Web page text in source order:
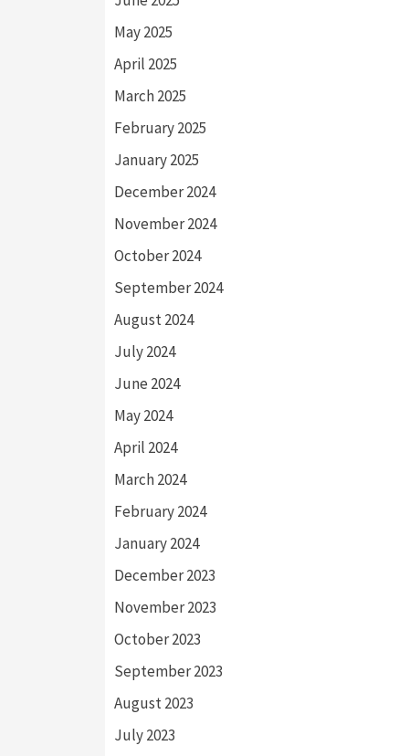
May 2025
April 2025
March 2025
February 2025
January 2025
December 2024
November 2024
October 2024
September 2024
August 2024
July 2024
June 2024
May 2024
April 2024
March 2024
February 2024
January 2024
December 2023
November 2023
October 2023
September 2023
August 2023
July 2023